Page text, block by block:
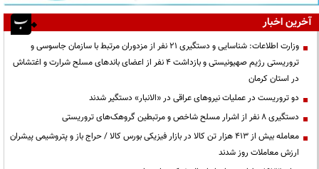
آخرین اخبار
وزارت اطلاعات: شناسایی و دستگیری ۲۱ نفر از مزدوران مرتبط با سازمان جاسوسی و
تروریستی رژیم صهیونیستی و بازداشت ۴ نفر از اعضای باندهای مسلح شرارت و اغتشاش
در استان کرمان
دو تروریست در عملیات نیروهای عراقی در «الانبار» دستگیر شدند
دستگیری ۸ نفر از اشرار مسلح شاخص و مرتبطین گروهک‌های تروریستی
معامله بیش از ۴۱۳ هزار تن کالا در بازار فیزیکی بورس کالا / حراج باز و پتروشیمی پیشران
ارزش معاملات روز شدند